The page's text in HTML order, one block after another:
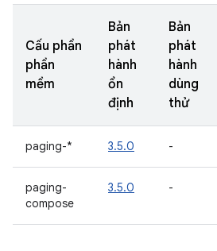
Cấu phần
phần
mềm
Bản
phát
hành
ổn
định
Bản
phát
hành
dùng
thử
paging-* 3.5.0 -
paging-
compose
3.5.0 -